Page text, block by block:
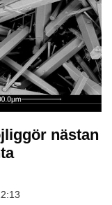
nästan